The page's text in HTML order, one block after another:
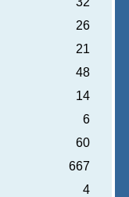
26
21
48
14
6
60
667
4